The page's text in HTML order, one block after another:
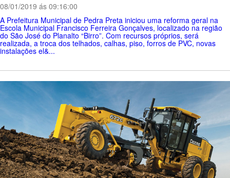
08/01/2019 ás 09:16:00
A Prefeitura Municipal de Pedra Preta iniciou uma reforma geral na
Escola Municipal Francisco Ferreira Gonçalves, localizado na região
do São José do Planalto “Birro”. Com recursos próprios, será
realizada, a troca dos telhados, calhas, piso, forros de PVC, novas
instalações el&...